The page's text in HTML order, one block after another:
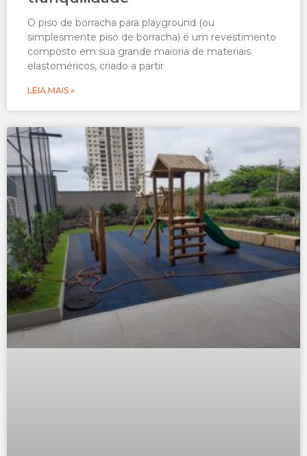
O piso de borracha para playground (ou
simplesmente piso de borracha) é um revestimento
composto em sua grande maioria de materiais
elastoméricos, criado a partir
LEIA MAIS »